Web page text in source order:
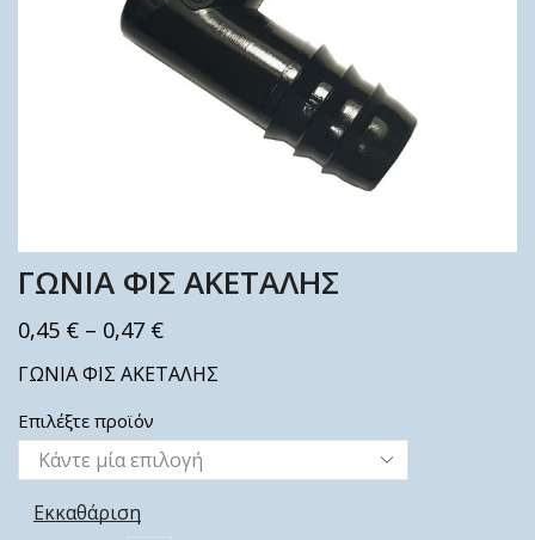
ΓΩΝΙΑ ΦΙΣ ΑΚΕΤΑΛΗΣ
0,45 € – 0,47 €
ΓΩΝΙΑ ΦΙΣ ΑΚΕΤΑΛΗΣ
Επιλέξτε προϊόν
Εκκαθάριση